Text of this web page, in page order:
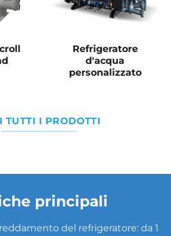
Refrigeratore
d'acqua
personalizzato
TUTTI I PRODOTTI
principali
del refrigeratore: da 1